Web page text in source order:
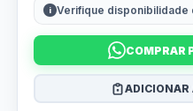
Verifique disponibilidade
COMPRAR
ADICIONAR